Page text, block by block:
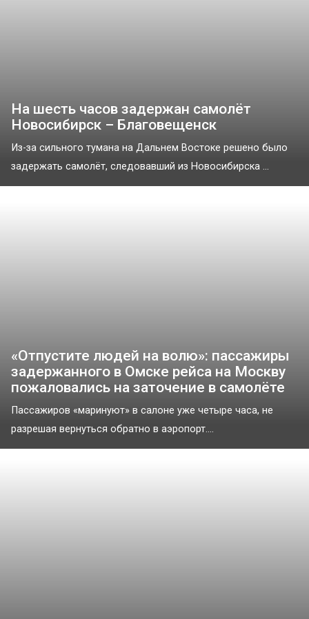
На шесть часов задержан самолёт
Новосибирск – Благовещенск
Из-за сильного тумана на Дальнем Востоке решено было
задержать самолёт, следовавший из Новосибирска ...
«Отпустите людей на волю»: пассажиры
задержанного в Омске рейса на Москву
пожаловались на заточение в самолёте
Пассажиров «маринуют» в салоне уже четыре часа, не
разрешая вернуться обратно в аэропорт....